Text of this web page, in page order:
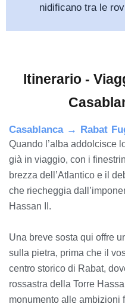
nidificano tra le
Itinerario -
Casablanca → Rabat
Quando l’alba addolcisce
già in viaggio, con i
brezza dell’Atlantico e il
che riecheggia
Hassan II.
Una breve sosta qui offre
sulla pietra, prima che il
centro storico di Rabat,
rossastra della Torre
monumento alle ambizioni